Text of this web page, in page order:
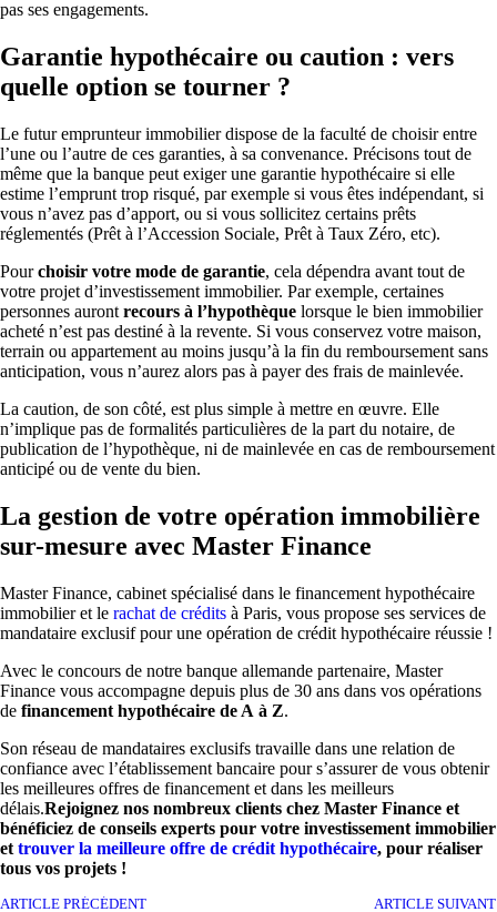
pas ses engagements.
Garantie hypothécaire ou caution : vers
quelle option se tourner ?
Le futur emprunteur immobilier dispose de la faculté de choisir entre
l’une ou l’autre de ces garanties, à sa convenance. Précisons tout de
même que la banque peut exiger une garantie hypothécaire si elle
estime l’emprunt trop risqué, par exemple si vous êtes indépendant, si
vous n’avez pas d’apport, ou si vous sollicitez certains prêts
réglementés (Prêt à l’Accession Sociale, Prêt à Taux Zéro, etc).
Pourchoisir votre mode de garantie, cela dépendra avant tout de
votre projet d’investissement immobilier. Par exemple, certaines
personnes auront recours à l’hypothèque lorsque le bien immobilier
acheté n’est pas destiné à la revente. Si vous conservez votre maison,
terrain ou appartement au moins jusqu’à la fin du remboursement sans
anticipation, vous n’aurez alors pas à payer des frais de mainlevée.
La caution, de son côté, est plus simple à mettre en œuvre. Elle
n’implique pas de formalités particulières de la part du notaire, de
publication de l’hypothèque, ni de mainlevée en cas de remboursement
anticipé ou de vente du bien.
La gestion de votre opération immobilière
sur-mesure avec Master Finance
Master Finance, cabinet spécialisé dans le financement hypothécaire
immobilier et le rachat de crédits à Paris, vous propose ses services de
mandataire exclusif pour une opération de crédit hypothécaire réussie !
Avec le concours de notre banque allemande partenaire, Master
Finance vous accompagne depuis plus de 30 ans dans vos opérations
de financement hypothécaire de A à Z.
Son réseau de mandataires exclusifs travaille dans une relation de
confiance avec l’établissement bancaire pour s’assurer de vous obtenir
les meilleures offres de financement et dans les meilleurs
délais.Rejoignez nos nombreux clients chez Master Finance et
bénéficiez de conseils experts pour votre investissement immobilier
et trouver la meilleure offre de crédit hypothécaire, pour réaliser
tous vos projets !
ARTICLE PRÉCÉDENT ARTICLE SUIVANT